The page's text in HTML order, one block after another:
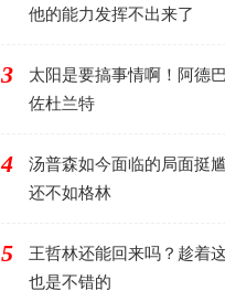
他的能力发挥不出来了
3
太阳是要搞事情啊！阿德
佐杜兰特
4
汤普森如今面临的局面挺
还不如格林
5
王哲林还能回来吗？趁着
也是不错的